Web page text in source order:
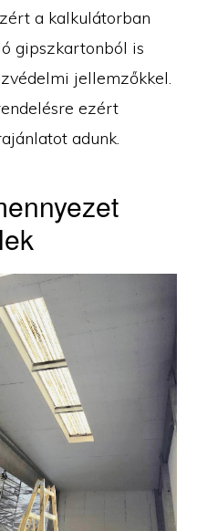
a kalkulátorban
gipszkartonból is
jellemzőkkel.
ezért
adunk.